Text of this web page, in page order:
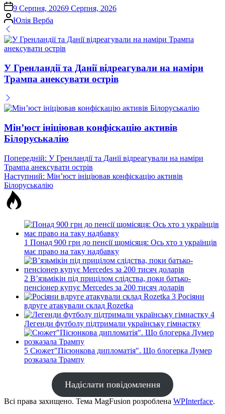
on9 Серпня, 20269 Серпня, 2026
Опубліковано
Юлія Верба
У Гренландії та Данії відреагували на наміри
Трампа анексувати острів
Мінʼюст ініціював конфіскацію активів
Білоруськалію
Навігація
записів
Попередній: У Гренландії та Данії відреагували на наміри
Трампа анексувати острів
Наступний: Мінʼюст ініціював конфіскацію активів
Білоруськалію
1 Понад 900 грн до пенсії щомісяця: Ось хто з українців
має право на таку надбавку
2 В’язьмікін під прицілом слідства, поки батько-
пенсіонер купує Mercedes за 200 тисяч доларів
3 Росіяни
вдруге атакували склад Rozetka
4
Легенди футболу підтримали українську гімнастку
5 Сюжет"Пісюнкова дипломатія". Що блогерка Лумер
розказала Трампу
Надіслати повідомлення
Всі права захищено. Тема MagFusion розроблена WPInterface.